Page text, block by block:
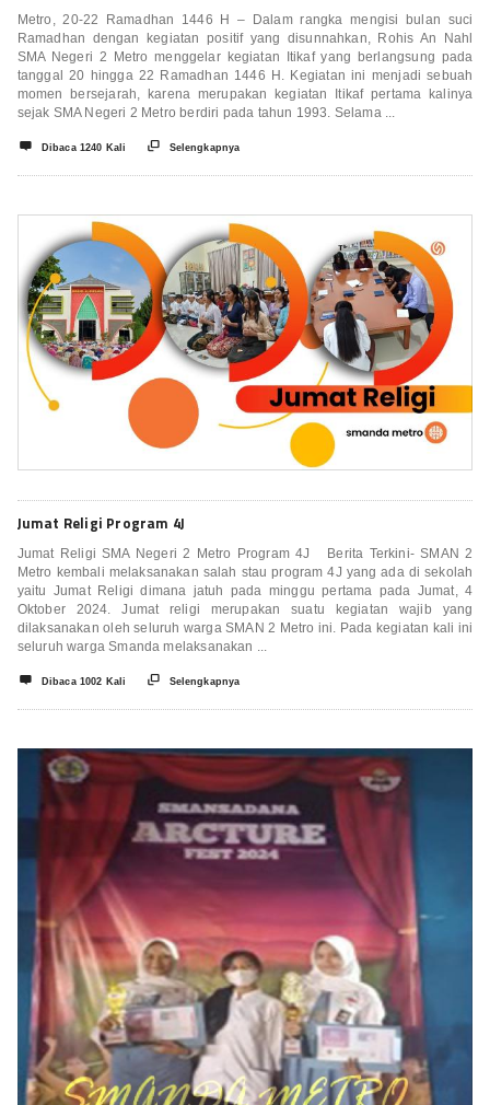
Metro, 20-22 Ramadhan 1446 H – Dalam rangka mengisi bulan suci
Ramadhan dengan kegiatan positif yang disunnahkan, Rohis An Nahl
SMA Negeri 2 Metro menggelar kegiatan Itikaf yang berlangsung pada
tanggal 20 hingga 22 Ramadhan 1446 H. Kegiatan ini menjadi sebuah
momen bersejarah, karena merupakan kegiatan Itikaf pertama kalinya
sejak SMA Negeri 2 Metro berdiri pada tahun 1993. Selama ...
 Dibaca 1240 Kali  Selengkapnya
Jumat Religi Program 4J
Jumat Religi SMA Negeri 2 Metro Program 4J Berita Terkini- SMAN 2
Metro kembali melaksanakan salah stau program 4J yang ada di sekolah
yaitu Jumat Religi dimana jatuh pada minggu pertama pada Jumat, 4
Oktober 2024. Jumat religi merupakan suatu kegiatan wajib yang
dilaksanakan oleh seluruh warga SMAN 2 Metro ini. Pada kegiatan kali ini
seluruh warga Smanda melaksanakan ...
 Dibaca 1002 Kali  Selengkapnya